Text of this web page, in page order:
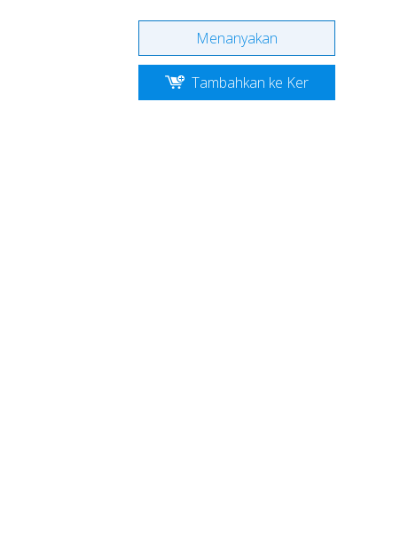
Menanyakan
Tambahkan ke Ker